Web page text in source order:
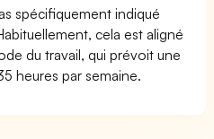
spécifiquement indiqué
cela est aligné
du travail, qui prévoit une
heures par semaine.